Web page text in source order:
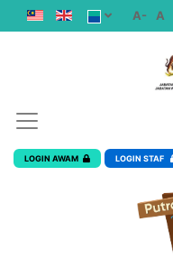
A- A
LOGIN AWAM LOGIN STAF